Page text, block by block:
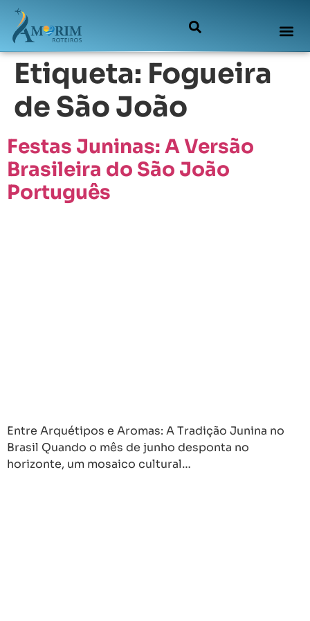
Etiqueta: Fogueira
de São João
Festas Juninas: A Versão
Brasileira do São João
Português
Entre Arquétipos e Aromas: A Tradição Junina no
Brasil Quando o mês de junho desponta no
horizonte, um mosaico cultural…